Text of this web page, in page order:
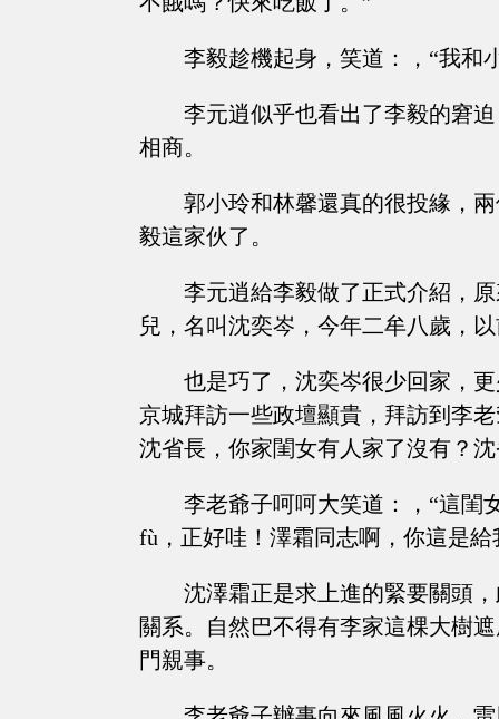
李毅趁機起身，笑道：，“我和
李元逍似乎也看出了李毅的窘
相商。
郭小玲和林馨還真的很投緣，
毅這家伙了。
李元逍給李毅做了正式介紹，
兒，名叫沈奕岑，今年二牟八歲，
也是巧了，沈奕岑很少回家，
京城拜訪一些政壇顯貴，拜訪到李
沈省長，你家閨女有人家了沒有？
李老爺子呵呵大笑道：，“這閨
fù，正好哇！澤霜同志啊，你這是
沈澤霜正是求上進的緊要關頭
關系。自然巴不得有李家這棵大樹
門親事。